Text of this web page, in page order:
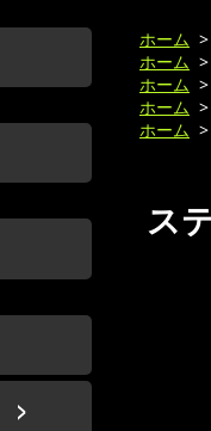
ホーム >
ホーム >
ホーム >
ホーム >
ホーム >
ス